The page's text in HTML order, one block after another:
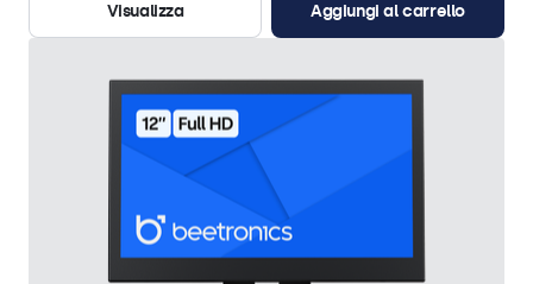
Visualizza
Aggiungi al carrello